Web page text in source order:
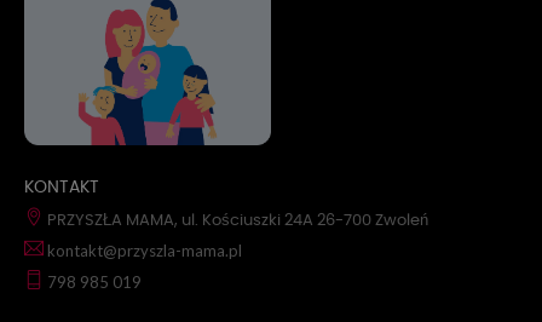
KONTAKT
PRZYSZŁA MAMA, ul. Kościuszki 24A 26-700 Zwoleń
kontakt@przyszla-mama.pl
798 985 019